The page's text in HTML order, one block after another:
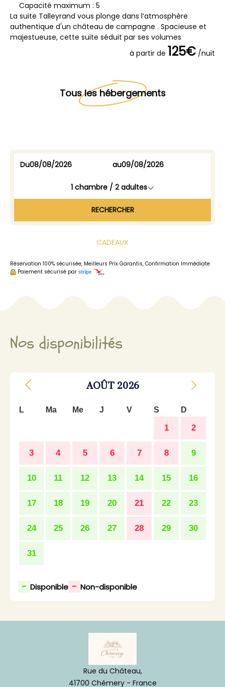
Capacité maximum : 5
La suite Talleyrand vous plonge dans l’atmosphère
authentique d'un château de campagne . Spacieuse et
majestueuse, cette suite séduit par ses volumes
à partir de 125€ /nuit
Tous les hébergements
Du au
1 chambre / 2adultes
RECHERCHER
CADEAUX
Réservation 100% sécurisée, Meilleurs Prix Garantis, Confirmation Immédiate
Paiement sécurisé par
Nos disponibilités
AOÛT 2026
L Ma Me J V S D
1 2
3 4 5 6 7 8 9
10 11 12 13 14 15 16
17 18 19 20 21 22 23
24 25 26 27 28 29 30
31
- Disponible - Non-disponible
Rue du Château,
41700 Chémery - France